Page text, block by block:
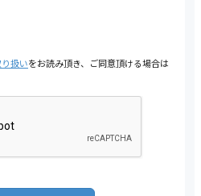
扱いをお読み頂き、ご同意頂ける場合は